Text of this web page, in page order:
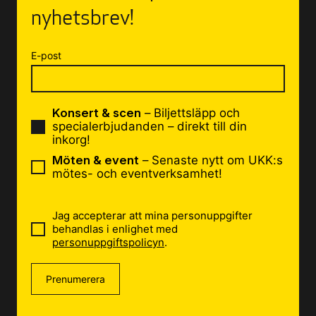
nyhetsbrev!
E-post
Konsert & scen – Biljettsläpp och
specialerbjudanden – direkt till din
inkorg!
Möten & event – Senaste nytt om UKK:s
mötes- och eventverksamhet!
Jag accepterar att mina personuppgifter
behandlas i enlighet med
personuppgiftspolicyn.
Prenumerera